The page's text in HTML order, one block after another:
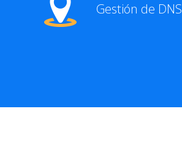
Gestión de DNS